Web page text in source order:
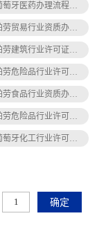
葡萄牙医药办理流程及步骤指南
帕劳贸易行业资质办理流程及费用攻略
帕劳建筑行业许可证办理费用明细指南
帕劳危险品行业许可证办理需要哪些材料
帕劳食品行业资质办理需要哪些材料
帕劳危险品行业许可证办理费用明细指南
葡萄牙化工行业许可证办理流程及步骤指南
确定